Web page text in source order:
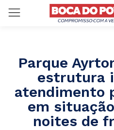
Parque
estrutura
atendimento
em
noites de